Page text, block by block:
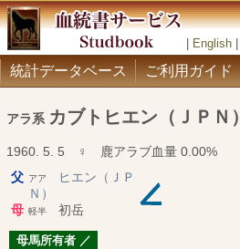
English
統計データベース ご利用ガイド
アラ系 カブトヒエン（ＪＰＮ）
1960. 5. 5 ♀ 鹿アラブ血量 0.00%
父 アア
ヒエン（ＪＰ
Ｎ）
母 軽半初岳
母馬所有者 ／